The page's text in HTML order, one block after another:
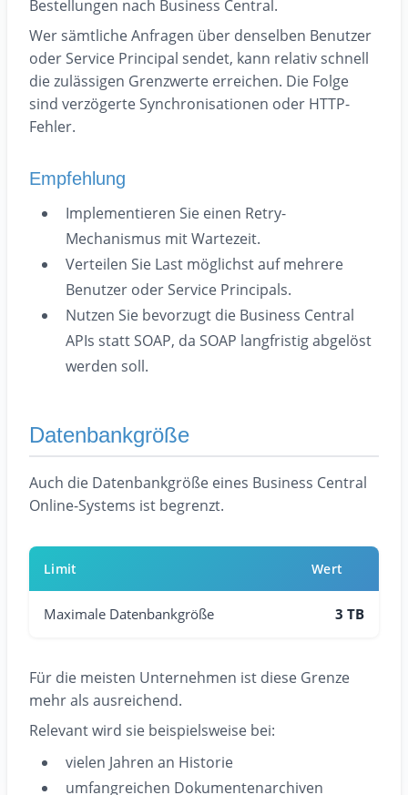
Bestellungen nach Business Central.
Wer sämtliche Anfragen über denselben Benutzer
oder Service Principal sendet, kann relativ schnell
die zulässigen Grenzwerte erreichen. Die Folge
sind verzögerte Synchronisationen oder HTTP-
Fehler.
Empfehlung
Implementieren Sie einen Retry-
Mechanismus mit Wartezeit.
Verteilen Sie Last möglichst auf mehrere
Benutzer oder Service Principals.
Nutzen Sie bevorzugt die Business Central
APIs statt SOAP, da SOAP langfristig abgelöst
werden soll.
Datenbankgröße
Auch die Datenbankgröße eines Business Central
Online-Systems ist begrenzt.
Limit Wert
Maximale Datenbankgröße 3 TB
Für die meisten Unternehmen ist diese Grenze
mehr als ausreichend.
Relevant wird sie beispielsweise bei:
vielen Jahren an Historie
umfangreichen Dokumentenarchiven